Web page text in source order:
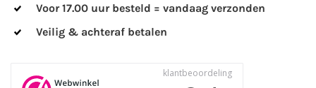
Voor 17.00 uur besteld = vandaag verzonden
Veilig & achteraf betalen